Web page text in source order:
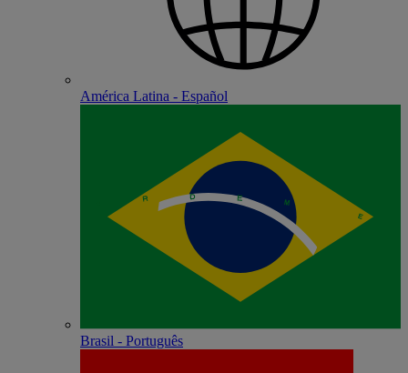
América Latina - Español
Brasil - Português